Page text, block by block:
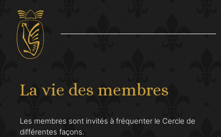
La vie des membres
Les membres sont invités à fréquenter le Cercle de
différentes façons.